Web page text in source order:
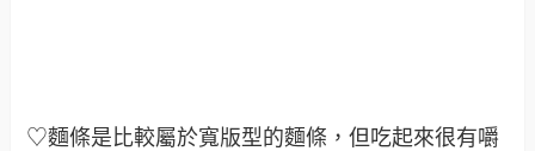
♡麵條是比較屬於寬版型的麵條，但吃起來很有嚼